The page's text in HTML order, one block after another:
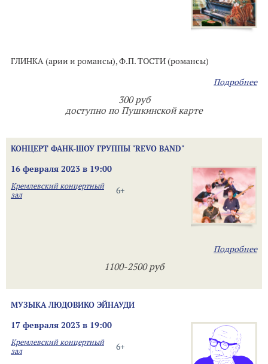
ГЛИНКА (арии и романсы), Ф.П. ТОСТИ (романсы)
Подробнее
300 руб
доступно по Пушкинской карте
КОНЦЕРТ ФАНК-ШОУ ГРУППЫ "REVO BAND"
16 февраля 2023 в 19:00
6+
Кремлевский концертный
зал
Подробнее
1100-2500 руб
МУЗЫКА ЛЮДОВИКО ЭЙНАУДИ
17 февраля 2023 в 19:00
6+
Кремлевский концертный
зал